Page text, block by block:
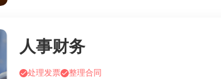
人事财务
处理发票 整理合同